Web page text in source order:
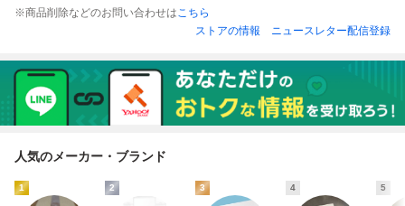
※商品削除などのお問い合わせはこちら
ストアの情報
ニュースレター配信登録
人気のメーカー・ブランド
1 2 3 4 5